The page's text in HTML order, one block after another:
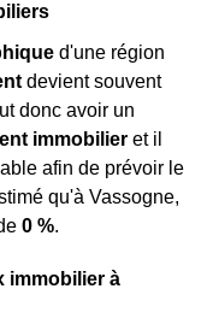
d'une région
devient souvent
donc avoir un
immobilier et il
afin de prévoir le
qu'à Vassogne,
0 %.
immobilier à